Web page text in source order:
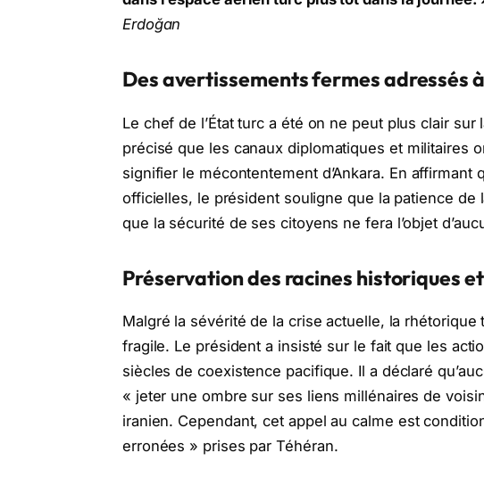
Erdoğan
Des avertissements fermes adressés
Le chef de l’État turc a été on ne peut plus clair
précisé que les canaux diplomatiques et militaires
signifier le mécontentement d’Ankara. En affirmant
officielles, le président souligne que la patience de
que la sécurité de ses citoyens ne fera l’objet
Préservation des racines historiques
Malgré la sévérité de la crise actuelle, la
fragile. Le président a insisté sur le fait que les
siècles de coexistence pacifique. Il a déclaré
« jeter une ombre sur ses liens millénaires de
iranien. Cependant, cet appel au calme est
erronées » prises par Téhéran.